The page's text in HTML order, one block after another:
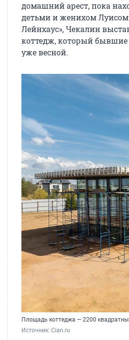
домашний арест, пока
детьми и женихом
Лейнхаус», Чекалин
коттедж, который бывшие
уже весной.
Площадь коттеджа — 2200
Источник: Cian.ru